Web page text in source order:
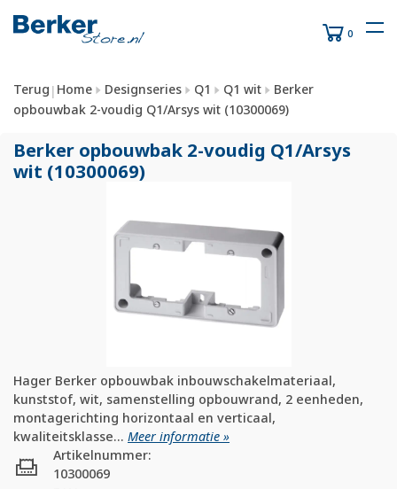
0
Terug | Home Designseries Q1 Q1 wit
Berker
opbouwbak 2-voudig Q1/Arsys wit (10300069)
Berker opbouwbak 2-voudig Q1/Arsys
wit (10300069)
Hager Berker opbouwbak inbouwschakelmateriaal,
kunststof, wit, samenstelling opbouwrand, 2 eenheden,
montagerichting horizontaal en verticaal,
kwaliteitsklasse... Meer informatie »
Artikelnummer:
10300069